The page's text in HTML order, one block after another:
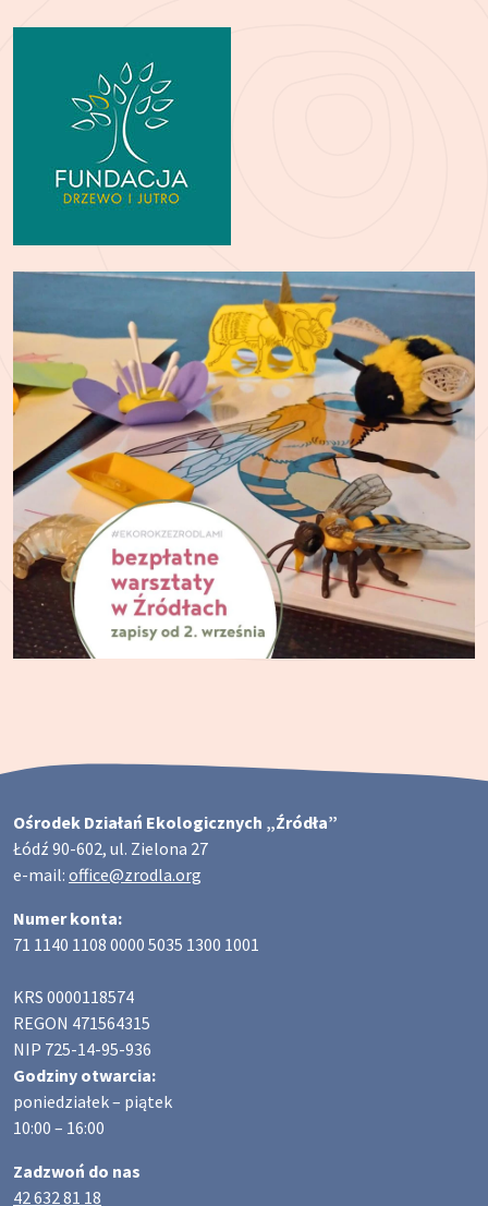
Ośrodek Działań Ekologicznych „Źródła”
Łódź 90-602, ul. Zielona 27
e-mail: office@zrodla.org
Numer konta:
71 1140 1108 0000 5035 1300 1001
KRS 0000118574
REGON 471564315
NIP 725-14-95-936
Godziny otwarcia:
poniedziałek – piątek
10:00 – 16:00
Zadzwoń do nas
42 632 81 18